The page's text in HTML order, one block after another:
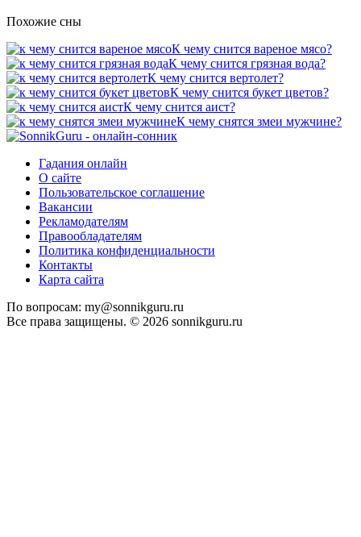
Похожие сны
К чему снится вареное мясо?
К чему снится грязная вода?
К чему снится вертолет?
К чему снится букет цветов?
К чему снится аист?
К чему снятся змеи мужчине?
Гадания онлайн
О сайте
Пользовательское соглашение
Вакансии
Рекламодателям
Правообладателям
Политика конфиденциальности
Контакты
Карта сайта
По вопросам: my@sonnikguru.ru
Все права защищены. © 2026 sonnikguru.ru